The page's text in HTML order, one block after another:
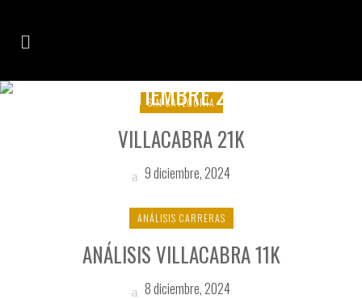
SEPTIEMBRE 2016
SIN CATEGORÍA
VILLACABRA 21K
9 diciembre, 2024
ANÁLISIS CARRERAS
ANÁLISIS VILLACABRA 11K
8 diciembre, 2024